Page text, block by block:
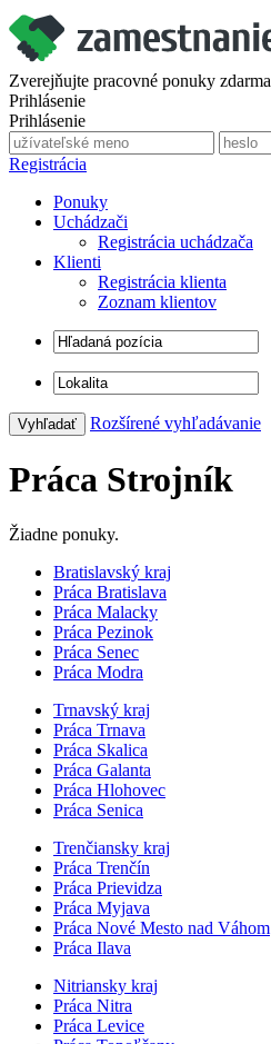
Zverejňujte pracovné ponuky zdarma
Prihlásenie
Prihlásenie
Registrácia
Ponuky
Uchádzači
Registrácia uchádzača
Klienti
Registrácia klienta
Zoznam klientov
Rozšírené vyhľadávanie
Práca Strojník
Žiadne ponuky.
Bratislavský kraj
Práca Bratislava
Práca Malacky
Práca Pezinok
Práca Senec
Práca Modra
Trnavský kraj
Práca Trnava
Práca Skalica
Práca Galanta
Práca Hlohovec
Práca Senica
Trenčiansky kraj
Práca Trenčín
Práca Prievidza
Práca Myjava
Práca Nové Mesto nad Váhom
Práca Ilava
Nitriansky kraj
Práca Nitra
Práca Levice